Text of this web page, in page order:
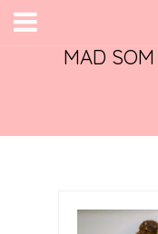
MAD